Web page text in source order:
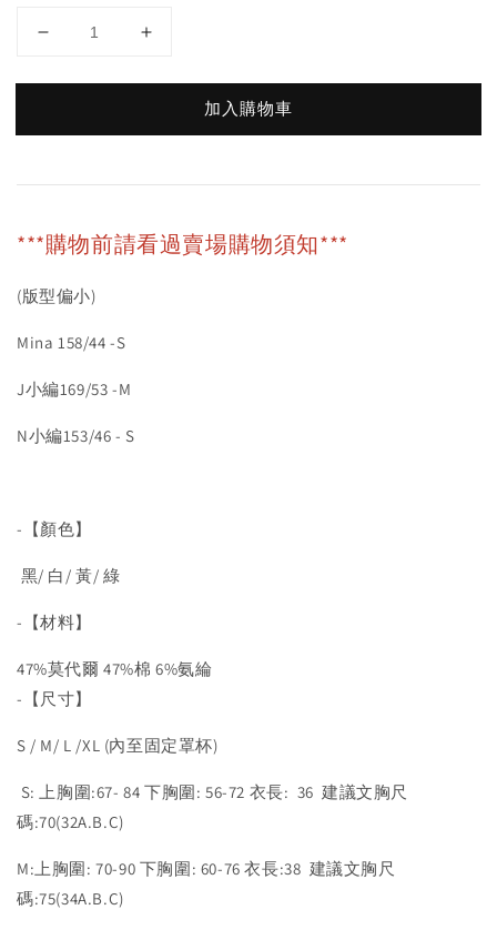
加入購物車
***購物前請看過賣場購物須知***
(版型偏小)
Mina 158/44 -S
J小編169/53 -M
N小編153/46 - S
-【顏色】
黑/ 白/ 黃/ 綠
-【材料】
47%莫代爾 47%棉 6%氨綸
-【尺寸】
S / M/ L /XL (內至固定罩杯)
S: 上胸圍:67- 84 下胸圍: 56-72 衣長: 36 建議文胸尺
碼:70(32A.B.C)
M:上胸圍: 70-90 下胸圍: 60-76 衣長:38 建議文胸尺
碼:75(34A.B.C)